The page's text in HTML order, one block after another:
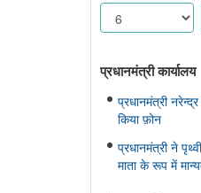
प्रधानमंत्री कार्यालय
प्रधानमंत्री
किया फ़ोन
प्रधानमंत्री ने
माता के रूप में